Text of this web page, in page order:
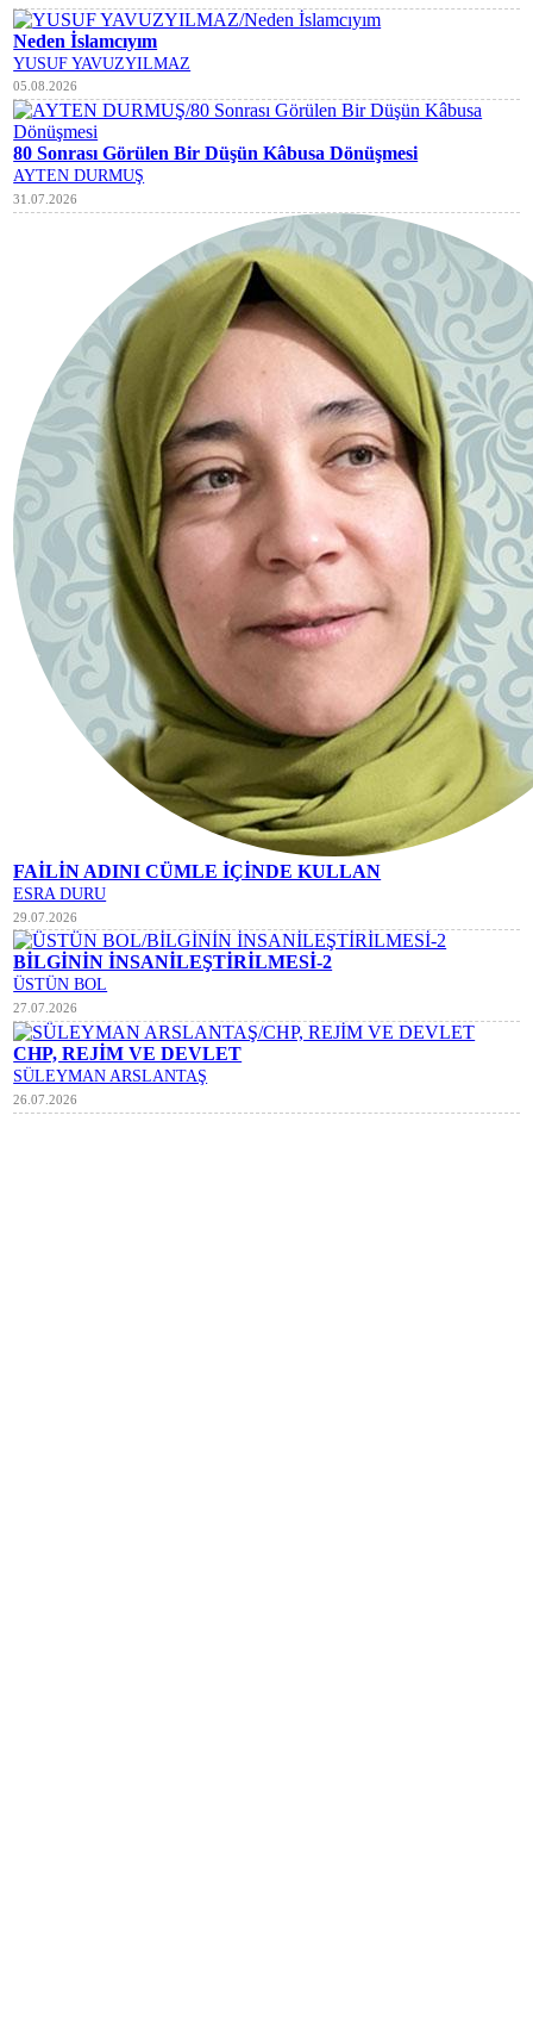
Neden İslamcıyım
YUSUF YAVUZYILMAZ
05.08.2026
80 Sonrası Görülen Bir Düşün Kâbusa Dönüşmesi
AYTEN DURMUŞ
31.07.2026
FAİLİN ADINI CÜMLE İÇİNDE KULLAN
ESRA DURU
29.07.2026
BİLGİNİN İNSANİLEŞTİRİLMESİ-2
ÜSTÜN BOL
27.07.2026
CHP, REJİM VE DEVLET
SÜLEYMAN ARSLANTAŞ
26.07.2026